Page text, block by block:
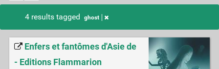
4 results tagged ghost
Enfers et fantômes d'Asie de
- Editions Flammarion